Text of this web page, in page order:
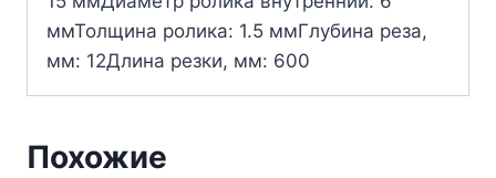
ммТолщина ролика: 1.5 ммГлубина реза,
мм: 12Длина резки, мм: 600
Похожие